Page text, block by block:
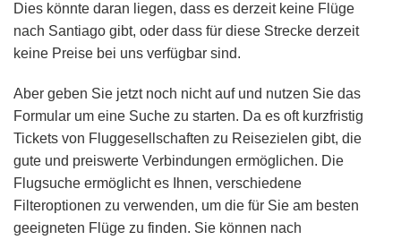
Dies könnte daran liegen, dass es derzeit keine Flüge
nach Santiago gibt, oder dass für diese Strecke derzeit
keine Preise bei uns verfügbar sind.
Aber geben Sie jetzt noch nicht auf und nutzen Sie das
Formular um eine Suche zu starten. Da es oft kurzfristig
Tickets von Fluggesellschaften zu Reisezielen gibt, die
gute und preiswerte Verbindungen ermöglichen. Die
Flugsuche ermöglicht es Ihnen, verschiedene
Filteroptionen zu verwenden, um die für Sie am besten
geeigneten Flüge zu finden. Sie können nach